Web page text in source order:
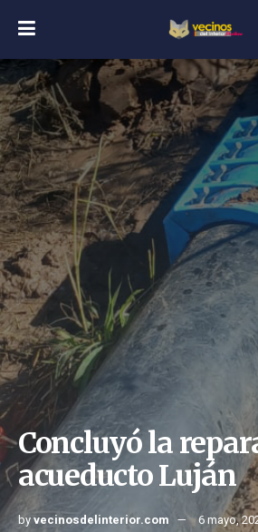
Concluyó la
acueducto Luján
byvecinosdelinterior.com 6 mayo,